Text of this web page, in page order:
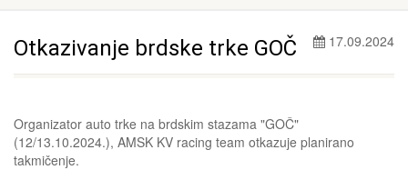
Otkazivanje brdske trke GOČ 17.09.2024
Organizator auto trke na brdskim stazama "GOČ"
(12/13.10.2024.), AMSK KV racing team otkazuje planirano
takmičenje.